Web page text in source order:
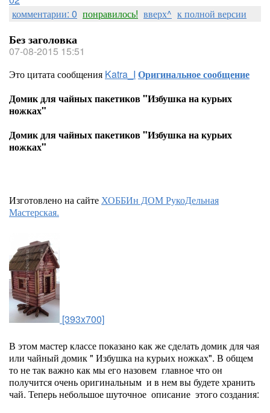
комментарии: 0 понравилось! вверх^ к полной версии
Без заголовка
07-08-2015 15:51
Это цитата сообщения Katra_I Оригинальное сообщение
Домик для чайных пакетиков "Избушка на курьих
ножках"
Домик для чайных пакетиков "Избушка на курьих
ножках"
Изготовлено на сайтеХОББИн ДОМ РукоДельная
Мастерская.
[393x700]
В этом мастер классе показано как же сделать домик для чая
или чайный домик " Избушка на курьих ножках". В общем
то не так важно как мы его назовем главное что он
получится очень оригинальным и в нем вы будете хранить
чай. Теперь небольшое шуточное описание этого создания: